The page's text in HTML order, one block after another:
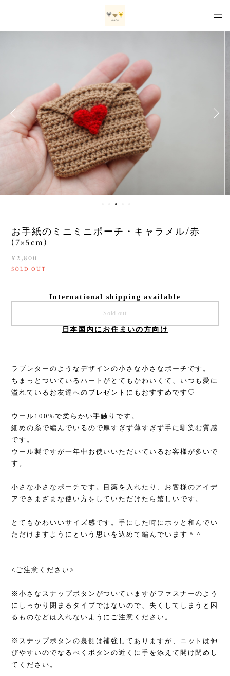
お手紙のミニミニポーチ・キャラメル/赤
(7×5cm)
¥2,800
SOLD OUT
International shipping available
Sold out
日本国内にお住まいの方向け
ラブレターのようなデザインの小さな小さなポーチです。
ちまっとついているハートがとてもかわいくて、いつも愛に
溢れているお友達へのプレゼントにもおすすめです♡
ウール100%で柔らかい手触りです。
細めの糸で編んでいるので厚すぎず薄すぎず手に馴染む質感
です。
ウール製ですが一年中お使いいただいているお客様が多いで
す。
小さな小さなポーチです。目薬を入れたり、お客様のアイデ
アでさまざまな使い方をしていただけたら嬉しいです。
とてもかわいいサイズ感です。手にした時にホッと和んでい
ただけますようにという思いを込めて編んでいます＾＾
<ご注意ください>
※小さなスナップボタンがついていますがファスナーのよう
にしっかり閉まるタイプではないので、失くしてしまうと困
るものなどは入れないようにご注意ください。
※スナップボタンの裏側は補強してありますが、ニットは伸
びやすいのでなるべくボタンの近くに手を添えて開け閉めし
てください。